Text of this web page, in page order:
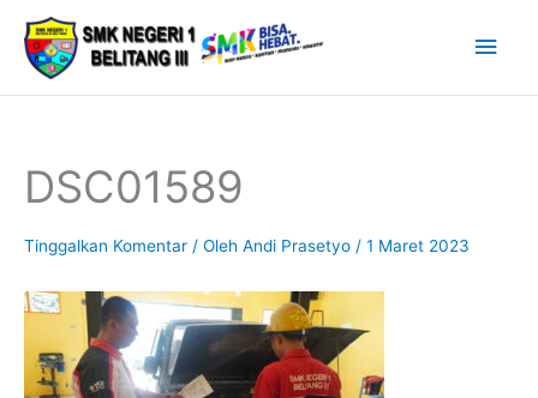
Lewati
konten
DSC01589
Tinggalkan Komentar / Oleh Andi Prasetyo / 1 Maret 2023